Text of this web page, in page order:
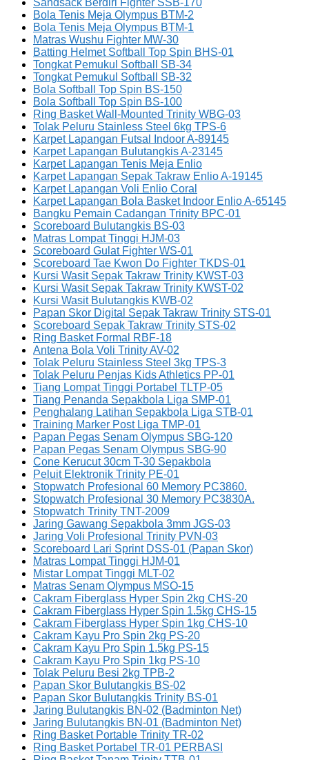
Bola Tenis Meja Olympus BTM-2
Bola Tenis Meja Olympus BTM-1
Matras Wushu Fighter MW-30
Batting Helmet Softball Top Spin BHS-01
Tongkat Pemukul Softball SB-34
Tongkat Pemukul Softball SB-32
Bola Softball Top Spin BS-150
Bola Softball Top Spin BS-100
Ring Basket Wall-Mounted Trinity WBG-03
Tolak Peluru Stainless Steel 6kg TPS-6
Karpet Lapangan Futsal Indoor A-89145
Karpet Lapangan Bulutangkis A-23145
Karpet Lapangan Tenis Meja Enlio
Karpet Lapangan Sepak Takraw Enlio A-19145
Karpet Lapangan Voli Enlio Coral
Karpet Lapangan Bola Basket Indoor Enlio A-65145
Bangku Pemain Cadangan Trinity BPC-01
Scoreboard Bulutangkis BS-03
Matras Lompat Tinggi HJM-03
Scoreboard Gulat Fighter WS-01
Scoreboard Tae Kwon Do Fighter TKDS-01
Kursi Wasit Sepak Takraw Trinity KWST-03
Kursi Wasit Sepak Takraw Trinity KWST-02
Kursi Wasit Bulutangkis KWB-02
Papan Skor Digital Sepak Takraw Trinity STS-01
Scoreboard Sepak Takraw Trinity STS-02
Ring Basket Formal RBF-18
Antena Bola Voli Trinity AV-02
Tolak Peluru Stainless Steel 3kg TPS-3
Tolak Peluru Penjas Kids Athletics PP-01
Tiang Lompat Tinggi Portabel TLTP-05
Tiang Penanda Sepakbola Liga SMP-01
Penghalang Latihan Sepakbola Liga STB-01
Training Marker Post Liga TMP-01
Papan Pegas Senam Olympus SBG-120
Papan Pegas Senam Olympus SBG-90
Cone Kerucut 30cm T-30 Sepakbola
Peluit Elektronik Trinity PE-01
Stopwatch Profesional 60 Memory PC3860.
Stopwatch Profesional 30 Memory PC3830A.
Stopwatch Trinity TNT-2009
Jaring Gawang Sepakbola 3mm JGS-03
Jaring Voli Profesional Trinity PVN-03
Scoreboard Lari Sprint DSS-01 (Papan Skor)
Matras Lompat Tinggi HJM-01
Mistar Lompat Tinggi MLT-02
Matras Senam Olympus MSO-15
Cakram Fiberglass Hyper Spin 2kg CHS-20
Cakram Fiberglass Hyper Spin 1.5kg CHS-15
Cakram Fiberglass Hyper Spin 1kg CHS-10
Cakram Kayu Pro Spin 2kg PS-20
Cakram Kayu Pro Spin 1.5kg PS-15
Cakram Kayu Pro Spin 1kg PS-10
Tolak Peluru Besi 2kg TPB-2
Papan Skor Bulutangkis BS-02
Papan Skor Bulutangkis Trinity BS-01
Jaring Bulutangkis BN-02 (Badminton Net)
Jaring Bulutangkis BN-01 (Badminton Net)
Ring Basket Portable Trinity TR-02
Ring Basket Portabel TR-01 PERBASI